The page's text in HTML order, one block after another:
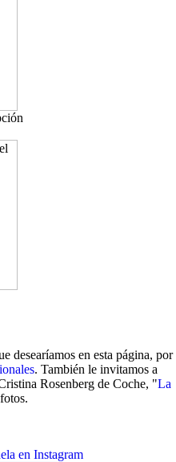
desearíamos en esta página, por
. También le invitamos a
Rosenberg de Coche, "La
en Instagram